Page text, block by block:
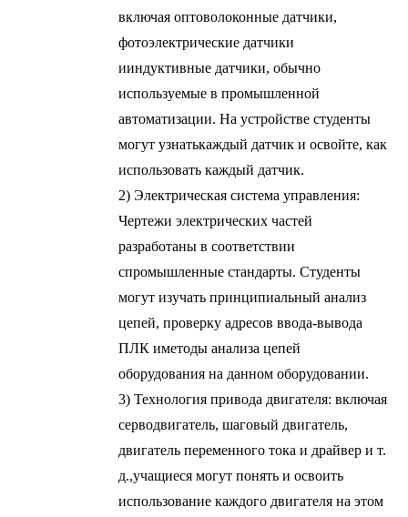
включая оптоволоконные датчики,
фотоэлектрические датчики
ииндуктивные датчики, обычно
используемые в промышленной
автоматизации. На устройстве студенты
могут узнатькаждый датчик и освойте, как
использовать каждый датчик.
2) Электрическая система управления:
Чертежи электрических частей
разработаны в соответствии
спромышленные стандарты. Студенты
могут изучать принципиальный анализ
цепей, проверку адресов ввода-вывода
ПЛК иметоды анализа цепей
оборудования на данном оборудовании.
3) Технология привода двигателя: включая
серводвигатель, шаговый двигатель,
двигатель переменного тока и драйвер и т.
д.,учащиеся могут понять и освоить
использование каждого двигателя на этом